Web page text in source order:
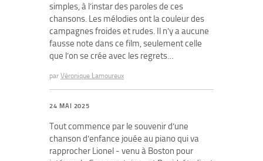
simples, à l’instar des paroles de ces
chansons. Les mélodies ont la couleur des
campagnes froides et rudes. Il n’y a aucune
fausse note dans ce film, seulement celle
que l’on se crée avec les regrets…
par Véronique Lamoureux
24 MAI 2025
Tout commence par le souvenir d’une
chanson d’enfance jouée au piano qui va
rapprocher Lionel - venu à Boston pour